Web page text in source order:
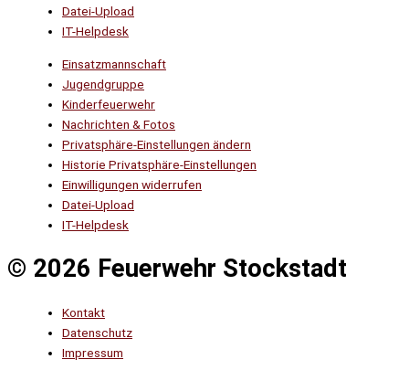
Datei-Upload
IT-Helpdesk
Einsatzmannschaft
Jugendgruppe
Kinderfeuerwehr
Nachrichten & Fotos
Privatsphäre-Einstellungen ändern
Historie Privatsphäre-Einstellungen
Einwilligungen widerrufen
Datei-Upload
IT-Helpdesk
© 2026 Feuerwehr Stockstadt
Kontakt
Datenschutz
Impressum